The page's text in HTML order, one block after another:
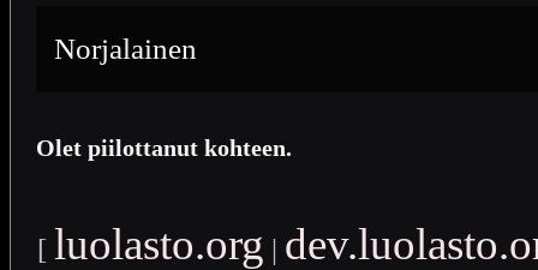
Norjalainen
Olet piilottanut kohteen.
[ luolasto.org |